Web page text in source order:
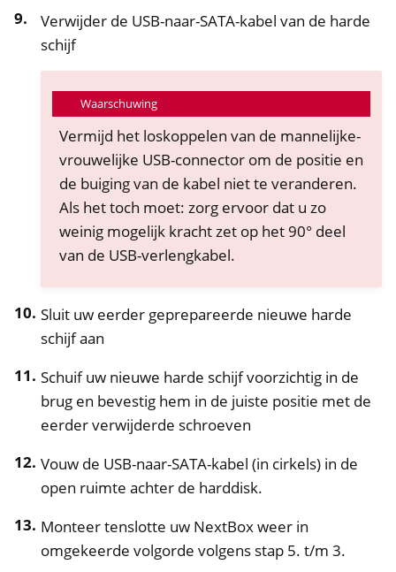
Verwijder de USB-naar-SATA-kabel van de harde
schijf
Waarschuwing
Vermijd het loskoppelen van de mannelijke-
vrouwelijke USB-connector om de positie en
de buiging van de kabel niet te veranderen.
Als het toch moet: zorg ervoor dat u zo
weinig mogelijk kracht zet op het 90° deel
van de USB-verlengkabel.
Sluit uw eerder geprepareerde nieuwe harde
schijf aan
Schuif uw nieuwe harde schijf voorzichtig in de
brug en bevestig hem in de juiste positie met de
eerder verwijderde schroeven
Vouw de USB-naar-SATA-kabel (in cirkels) in de
open ruimte achter de harddisk.
Monteer tenslotte uw NextBox weer in
omgekeerde volgorde volgens stap 5. t/m 3.